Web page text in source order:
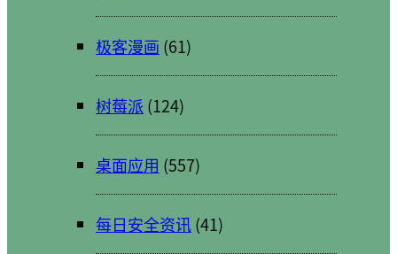
极客漫画 (61)
树莓派 (124)
桌面应用 (557)
每日安全资讯(41)